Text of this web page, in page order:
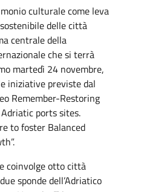
culturale come leva
delle città
centrale della
che si terrà
martedì 24 novembre,
iniziative previste dal
Remember-Restoring
ports sites.
to foster Balanced
coinvolge otto città
sponde dell’Adriatico